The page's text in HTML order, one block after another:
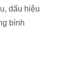
dấu hiệu
bình